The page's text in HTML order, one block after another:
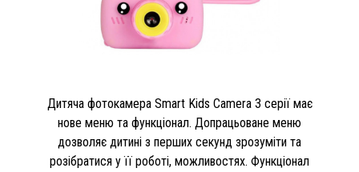
Дитяча фотокамера Smart Kids Camera 3 серії має
нове меню та функціонал. Допрацьоване меню
дозволяє дитині з перших секунд зрозуміти та
розібратися у її роботі, можливостях. Функціонал